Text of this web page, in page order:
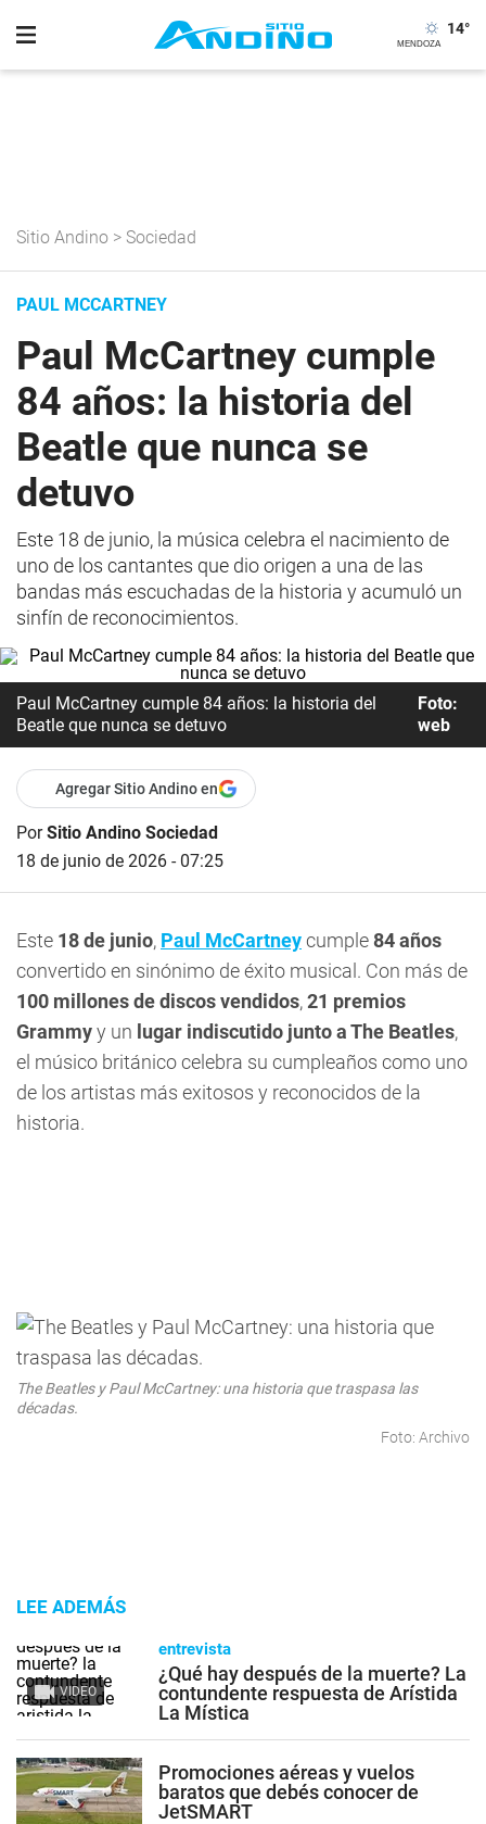
14°
Sitio Andino > Sociedad
PAUL MCCARTNEY
Paul McCartney cumple
84 años: la historia del
Beatle que nunca se
detuvo
Este 18 de junio, la música celebra el nacimiento de
uno de los cantantes que dio origen a una de las
bandas más escuchadas de la historia y acumuló un
sinfín de reconocimientos.
Paul McCartney cumple 84 años: la historia del
Beatle que nunca se detuvo
Foto:
web
Agregar Sitio Andino en
PorSitio Andino Sociedad
18 de junio de 2026 - 07:25
Este 18 de junio, Paul McCartneycumple84 años
convertido en sinónimo de éxito musical. Con más de
100 millones de discos vendidos,21 premios
Grammyy un lugar indiscutido junto a The Beatles,
el músico británico celebra su cumpleaños como uno
de los artistas más exitosos y reconocidos de la
historia.
The Beatles y Paul McCartney: una historia que traspasa las
décadas.
Foto: Archivo
LEE ADEMÁS
VIDEO
entrevista
¿Qué hay después de la muerte? La
contundente respuesta de Arístida
La Mística
Promociones aéreas y vuelos
baratos que debés conocer de
JetSMART